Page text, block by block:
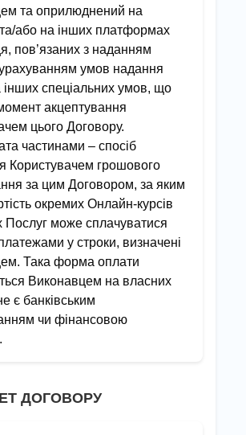
та оприлюднений на
та/або на інших платформах
пов’язаних з наданням
урахуванням умов надання
інших спеціальних умов, що
акцептування
цього Договору.
частинами – спосіб
Користувачем грошового
за цим Договором, за яким
окремих Онлайн-курсів
Послуг може сплачуватися
у строки, визначені
Така форма оплати
Виконавцем на власних
є банківським
чи фінансовою
ДОГОВОРУ